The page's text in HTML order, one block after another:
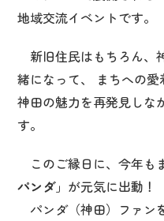
地域交流イベントです。
新旧住民はもちろん、
緒になって、 まちへの愛
神田の魅力を再発見しな
す。
このご縁日に、今年も
パンダ」が元気に出動！
パンダ（神田）ファン